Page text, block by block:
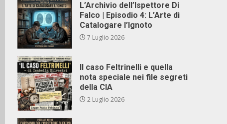
L’Archivio dell’Ispettore Di
Falco | Episodio 4: L’Arte di
Catalogare l’Ignoto
7 Luglio 2026
Il caso Feltrinelli e quella
nota speciale nei file segreti
della CIA
2 Luglio 2026